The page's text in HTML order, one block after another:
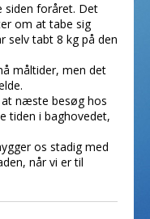
foråret. Det
om at tabe sig
selv tabt 8 kg på den
måltider, men det
næste besøg hos
tiden i baghovedet,
os stadig med
når vi er til